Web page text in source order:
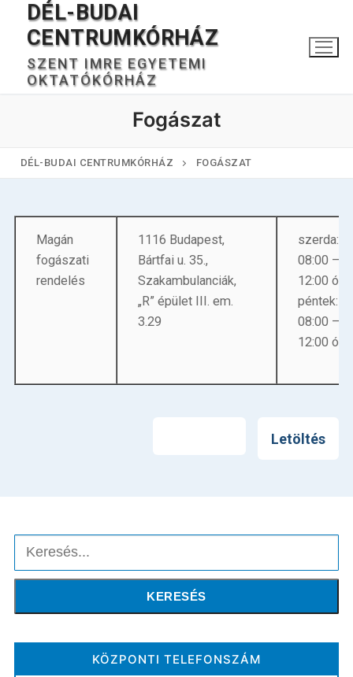
Ugrás
tartalomra
DÉL-BUDAI
CENTRUMKÓRHÁZ
SZENT IMRE EGYETEMI
OKTATÓKÓRHÁZ
Keresése:
Főoldal
Fogászat
DÉL-BUDAI CENTRUMKÓRHÁZ FOGÁSZAT
Magán
fogászati
rendelés
1116 Budapest,
Bártfai u. 35.,
Szakambulanciák,
„R” épület III. em.
3.29
szerda:
08:00 –
12:00
péntek:
08:00 –
12:00
Letöltés
Keresés
KERESÉS
KÖZPONTI TELEFONSZÁM